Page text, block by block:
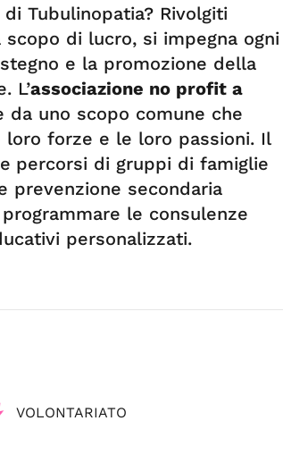
Tubulinopatia? Rivolgiti
scopo di lucro, si impegna ogni
e la promozione della
L’associazione no profit a
da uno scopo comune che
forze e le loro passioni. Il
percorsi di gruppi di famiglie
prevenzione secondaria
le consulenze
personalizzati.
VOLONTARIATO